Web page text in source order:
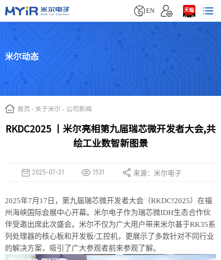

EN 
米尔动态
首页 - 关于米尔 - 公司新闻
RKDC2025 丨米尔亮相第九届瑞芯微开发者大会,共
绘工业数智新图景
2025-07-21 1531 来源：米尔电子
2025年7月17日，第九届瑞芯微开发者大会（RKDC!2025）在福
州海峡国际会展中心开幕。米尔电子作为瑞芯微IDH生态合作伙
伴受邀出席此次盛会。米尔不仅为广大用户带来米尔基于RK35系
列 处理器的核心板和开发板/工控机，
更展示了多款针对不同行业
的解决方案，吸引了广大参观者前来参观了解。